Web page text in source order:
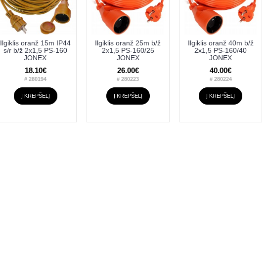
Ilgiklis oranž 15m IP44
s/r b/ž 2x1,5 PS-160
JONEX
18.10€
# 280194
Į KREPŠELĮ
Ilgiklis oranž 25m b/ž
2x1,5 PS-160/25
JONEX
26.00€
# 280223
Į KREPŠELĮ
Ilgiklis oranž 40m b/ž
2x1,5 PS-160/40
JONEX
40.00€
# 280224
Į KREPŠELĮ